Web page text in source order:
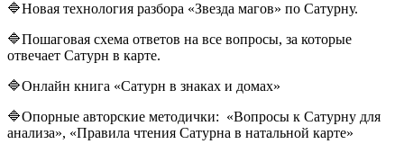
🔷Новая технология разбора «Звезда магов» по Сатурну.
🔷Пошаговая схема ответов на все вопросы, за которые
отвечает Сатурн в карте.
🔷Онлайн книга «Сатурн в знаках и домах»
🔷Опорные авторские методички: «Вопросы к Сатурну для
анализа», «Правила чтения Сатурна в натальной карте»